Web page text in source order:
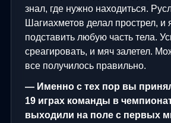
знал, где нужно находиться.
Шагиахметов делал прострел, и
подставить любую часть тела.
среагировать, и мяч залетел.
все получилось правильно.
— Именно с тех пор вы
19 играх команды в
выходили на поле с первых